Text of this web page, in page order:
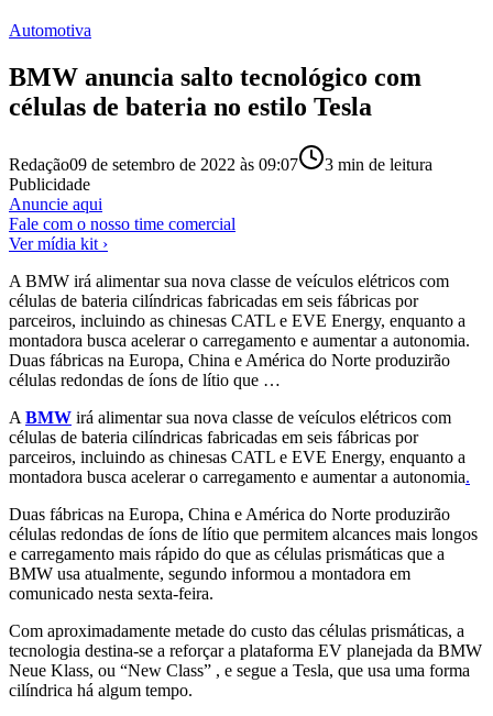
Automotiva
BMW anuncia salto tecnológico com
células de bateria no estilo Tesla
Redação09 de setembro de 2022 às 09:07 3 min de leitura
Publicidade
Anuncie aqui
Fale com o nosso time comercial
Ver mídia kit ›
A BMW irá alimentar sua nova classe de veículos elétricos com
células de bateria cilíndricas fabricadas em seis fábricas por
parceiros, incluindo as chinesas CATL e EVE Energy, enquanto a
montadora busca acelerar o carregamento e aumentar a autonomia.
Duas fábricas na Europa, China e América do Norte produzirão
células redondas de íons de lítio que …
A BMW irá alimentar sua nova classe de veículos elétricos com
células de bateria cilíndricas fabricadas em seis fábricas por
parceiros, incluindo as chinesas CATL e EVE Energy, enquanto a
montadora busca acelerar o carregamento e aumentar a autonomia.
Duas fábricas na Europa, China e América do Norte produzirão
células redondas de íons de lítio que permitem alcances mais longos
e carregamento mais rápido do que as células prismáticas que a
BMW usa atualmente, segundo informou a montadora em
comunicado nesta sexta-feira.
Com aproximadamente metade do custo das células prismáticas, a
tecnologia destina-se a reforçar a plataforma EV planejada da BMW
Neue Klass, ou “New Class” , e segue a Tesla, que usa uma forma
cilíndrica há algum tempo.